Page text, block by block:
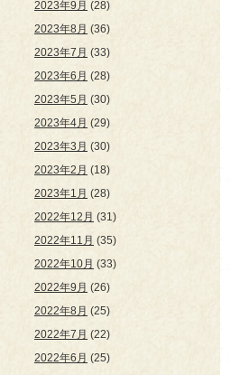
2023年9月 (28)
2023年8月 (36)
2023年7月 (33)
2023年6月 (28)
2023年5月 (30)
2023年4月 (29)
2023年3月 (30)
2023年2月 (18)
2023年1月 (28)
2022年12月 (31)
2022年11月 (35)
2022年10月 (33)
2022年9月 (26)
2022年8月 (25)
2022年7月 (22)
2022年6月 (25)